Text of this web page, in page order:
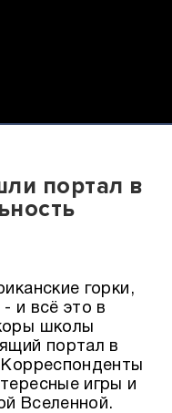
портал в
горки,
и всё это в
школы
портал в
игры и
Вселенной.